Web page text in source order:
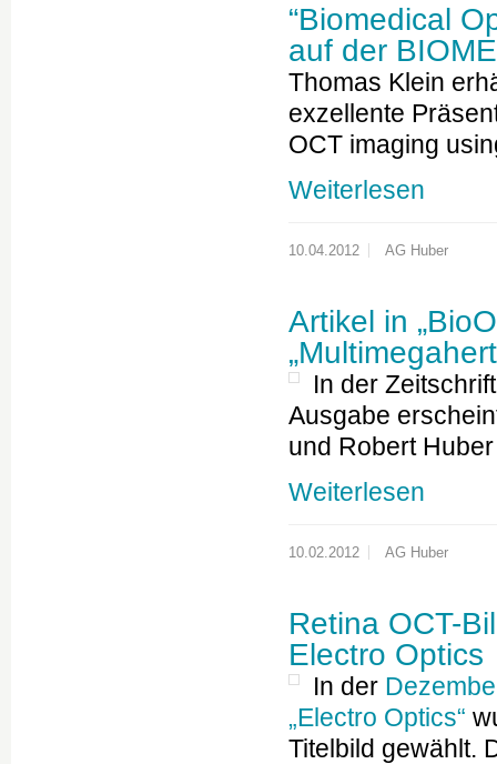
“Biomedical
auf der
Thomas Klein
exzellente
OCT imaging
Weiterlesen
10.04.2012 AG Huber
Artikel in
In der
Ausgabe
und Robert
Weiterlesen
10.02.2012 AG Huber
Retina OCT-
Electro Optics
In der
„Electro Optics“
Titelbild gewählt.